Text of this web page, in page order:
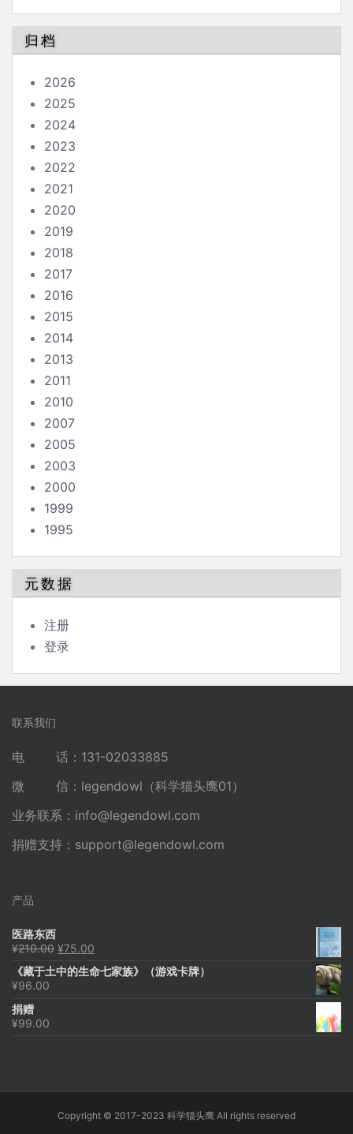
归档
2026
2025
2024
2023
2022
2021
2020
2019
2018
2017
2016
2015
2014
2013
2011
2010
2007
2005
2003
2000
1999
1995
元数据
注册
登录
联系我们
电 话：131-02033885
微 信：legendowl（科学猫头鹰01）
业务联系： info@legendowl.com
捐赠支持： support@legendowl.com
产品
医路东西
¥210.00 原
为：
¥75.00
价
《藏于土中的生命七家族》（游戏卡牌）
¥96.00
捐赠
¥99.00
Copyright © 2017-2023 科学猫头鹰 All rights reserved